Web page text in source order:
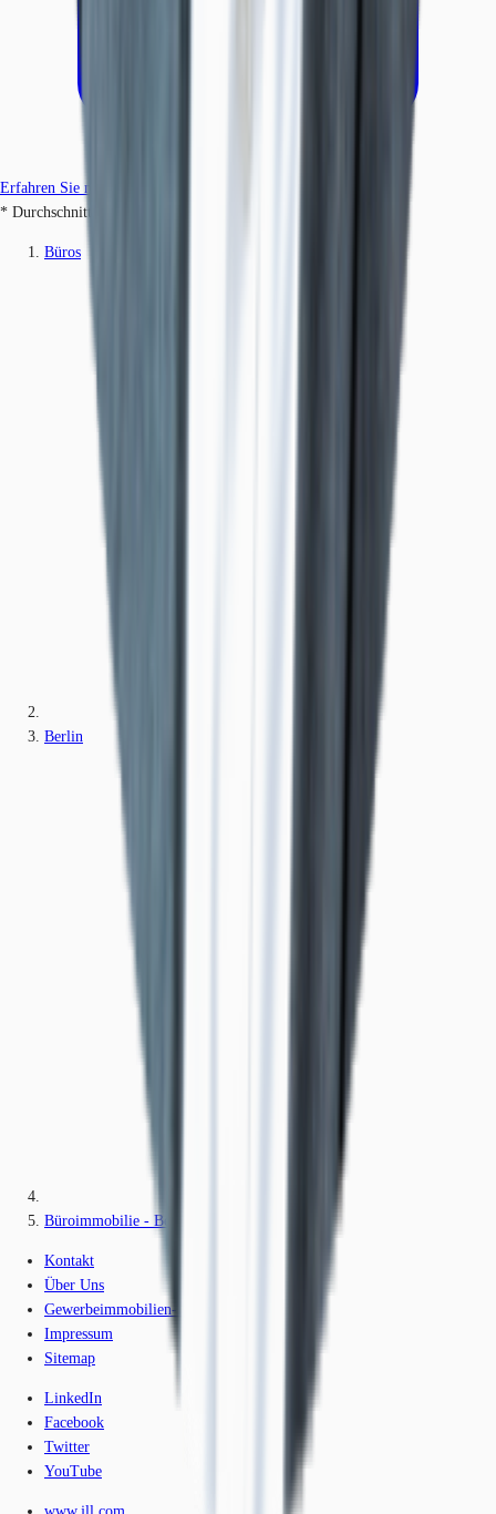
Erfahren Sie mehr
* Durchschnittspreis auf Grundlage historischer Transaktionen.
Büros
Berlin
Büroimmobilie - Berlin, Tiergarten - B0853
Kontakt
Über Uns
Gewerbeimmobilien-Lexikon
Impressum
Sitemap
LinkedIn
Facebook
Twitter
YouTube